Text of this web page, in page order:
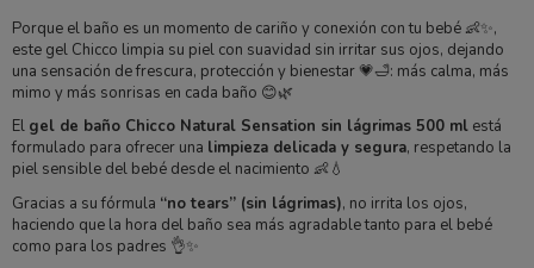
Porque el baño es un momento de cariño y conexión con tu bebé 👶✨,
este gel Chicco limpia su piel con suavidad sin irritar sus ojos, dejando
una sensación de frescura, protección y bienestar 💗🛁: más calma, más
mimo y más sonrisas en cada baño 😊🌿
El gel de baño Chicco Natural Sensation sin lágrimas 500 mlestá
formulado para ofrecer una limpieza delicada y segura, respetando la
piel sensible del bebé desde el nacimiento 👶💧
Gracias a su fórmula “no tears” (sin lágrimas), no irrita los ojos,
haciendo que la hora del baño sea más agradable tanto para el bebé
como para los padres 👌✨